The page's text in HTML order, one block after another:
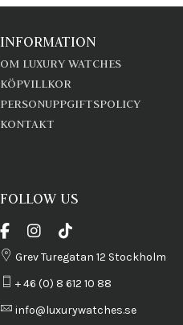
INFORMATION
OM LUXURY WATCHES
KÖPVILLKOR
PERSONUPPGIFTSPOLICY
KONTAKT
FOLLOW US
Grev Turegatan 12 Stockholm
+ 46 (0) 8 612 10 88
info@luxurywatches.se